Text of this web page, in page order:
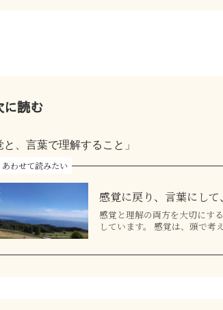
読む
と、言葉で理解すること」
あわせて読みたい
感覚に戻り、言葉にして
感覚と理解の両方を大切にす
しています。 感覚は、頭で考